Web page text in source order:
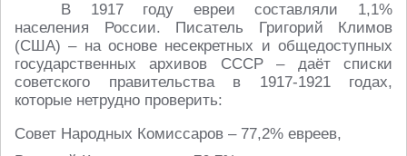
В 1917 году евреи составляли 1,1%
населения России. Писатель Григорий Климов
(США) – на основе несекретных и общедоступных
государственных архивов СССР – даёт списки
советского правительства в 1917-1921 годах,
которые нетрудно проверить:
Совет Народных Комиссаров – 77,2% евреев,